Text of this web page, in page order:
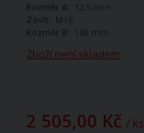
Zboží není skladem
2 505,00 Kč / ks
Rozměr A:
12,5 mm
Závit: M16
Rozměr B:
168 mm